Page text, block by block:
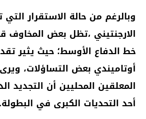
وبالرغم من حالة الاستقرار
الارجنتيني ،تظل بعض المخاوف
خط الدفاع الأوسط؛ حيث يثير
أوتاميندي بعض التساؤلات،
المعلقين المحليين أن التجديد
أحد التحديات الكبرى في البطولة.